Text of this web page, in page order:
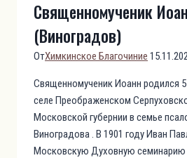
Священномученик
(Виноградов)
ОтХимкинское Благочиние
Священномученик Иоанн родился 5
селе Преображенском
Московской губернии в семье
Виноградова . В 1901 году Иван
Московскую Духовную семинарию